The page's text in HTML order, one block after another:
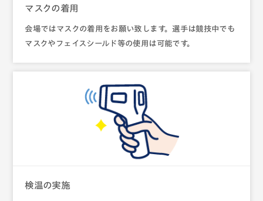
マスクの着用
会場ではマスクの着用をお願い致します。選手は競技中でも
マスクやフェイスシールド等の使用は可能です。
検温の実施